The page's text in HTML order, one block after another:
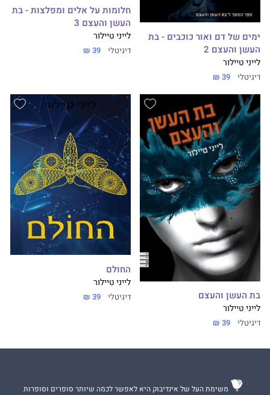
ימים של דם ואור כוכבים - בת
העשן והעצם 2
לייני טיילור
דיגיטלי 39 ₪
חלומות על אלים ומפלצות - בת
העשן והעצם 3
לייני טיילור
דיגיטלי 39 ₪
בת העשן והעצם
לייני טיילור
דיגיטלי 39 ₪
החולם
לייני טיילור
דיגיטלי 39 ₪
משימת העל של אינדיבוק היא לאפשר לכמה שיותר סופרים וסופרות